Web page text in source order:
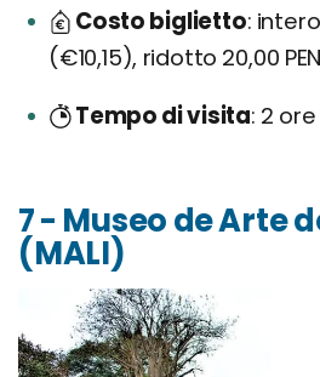
Costo biglietto intero
(€10,15), ridotto 20,00
Tempo di visita 2 ore
7 - Museo de Arte
(MALI)